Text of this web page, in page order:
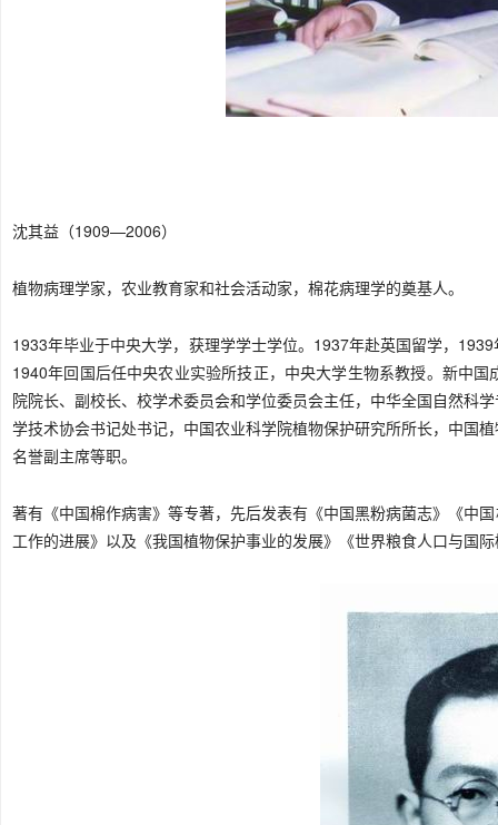
沈其益（1909—2006）
植物病理学家，农业教育家和社会活动家，棉花病理学的奠基人。
1933年毕业于中央大学，获理学学士学位。1937年赴英国留学，
1940年回国后任中央农业实验所技正，中央大学生物系教授。新中
院院长、副校长、校学术委员会和学位委员会主任，中华全国自然科
学技术协会书记处书记，中国农业科学院植物保护研究所所长，中国
名誉副主席等职。
著有《中国棉作病害》等专著，先后发表有《中国黑粉病菌志》《中
工作的进展》以及《我国植物保护事业的发展》《世界粮食人口与国